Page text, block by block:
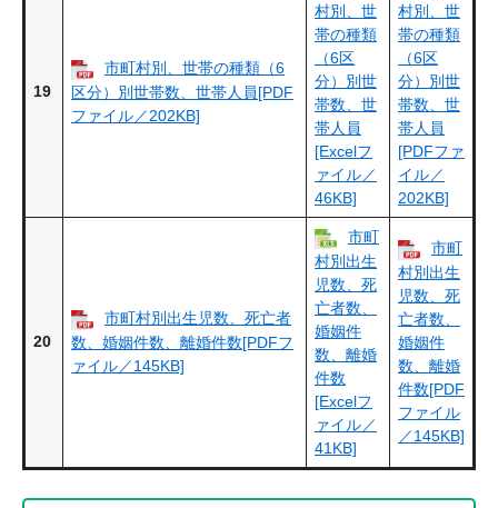
19
市町村別、世帯の種類（6
区分）別世帯数、世帯人員[PDF
ファイル／202KB]
村別、世
帯の種類
（6区
分）別世
帯数、世
帯人員
[Excelフ
ァイル／
46KB]
村別、世
帯の種類
（6区
分）別世
帯数、世
帯人員
[PDFファ
イル／
202KB]
20
市町村別出生児数、死亡者
数、婚姻件数、離婚件数[PDFフ
ァイル／145KB]
市町
村別出生
児数、死
亡者数、
婚姻件
数、離婚
件数
[Excelフ
ァイル／
41KB]
市町
村別出生
児数、死
亡者数、
婚姻件
数、離婚
件数[PDF
ファイル
／145KB]